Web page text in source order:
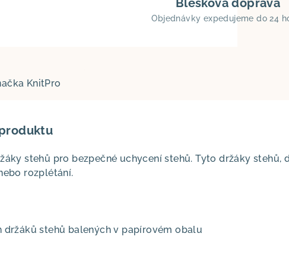
Blesková doprava
Objednávky expedujeme do 24
KnitPro
stehů pro bezpečné uchycení stehů. Tyto držáky
rozplétání.
držáků stehů balených v papírovém obalu